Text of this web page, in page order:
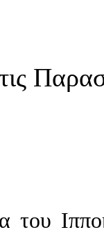
του